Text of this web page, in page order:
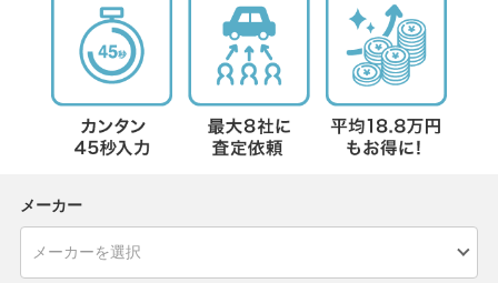
メーカー